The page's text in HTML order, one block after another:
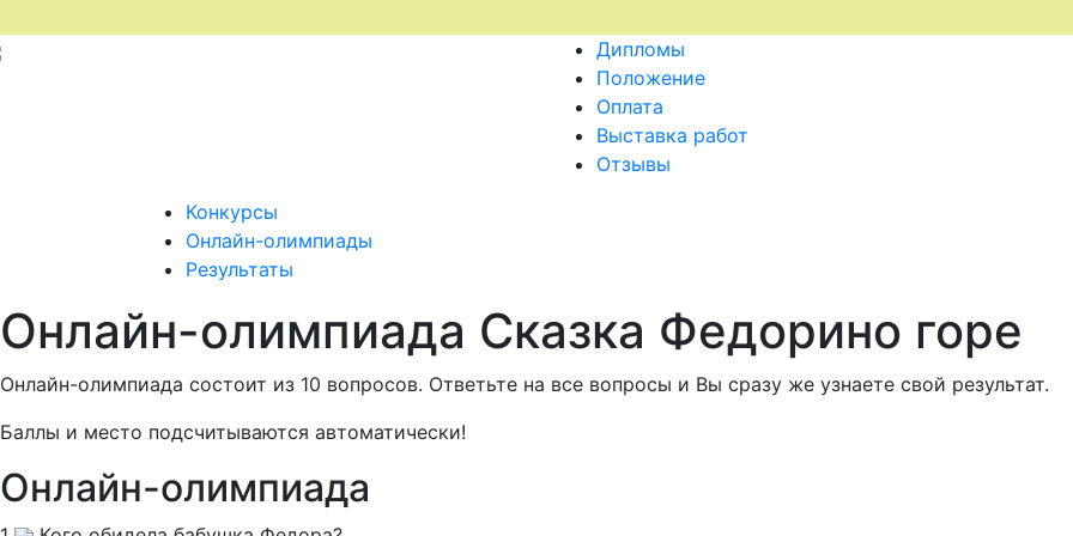
Дипломы
Положение
Оплата
Выставка работ
Отзывы
Конкурсы
Онлайн-олимпиады
Результаты
Онлайн-олимпиада Сказка Федорино горе
Онлайн-олимпиада состоит из 10 вопросов. Ответьте на все вопросы и Вы сразу же узнаете свой результат.
Баллы и место подсчитываются автоматически!
Онлайн-олимпиада